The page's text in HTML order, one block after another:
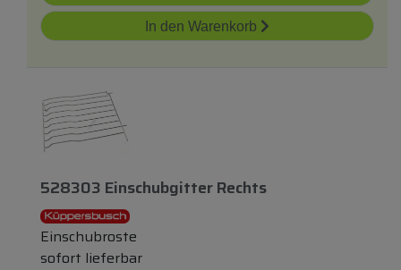
In den Warenkorb
528303 Einschubgitter Rechts
Einschubroste
sofort lieferbar